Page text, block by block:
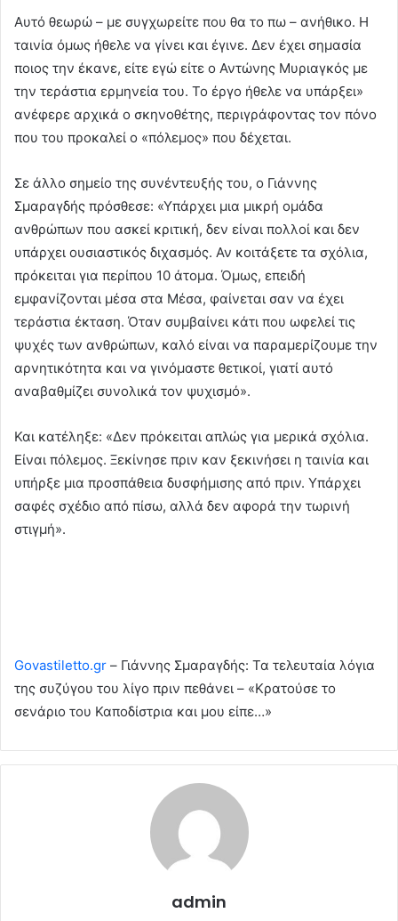
Αυτό θεωρώ – με συγχωρείτε που θα το πω – ανήθικο. Η
ταινία όμως ήθελε να γίνει και έγινε. Δεν έχει σημασία
ποιος την έκανε, είτε εγώ είτε ο Αντώνης Μυριαγκός με
την τεράστια ερμηνεία του. Το έργο ήθελε να υπάρξει»
ανέφερε αρχικά ο σκηνοθέτης, περιγράφοντας τον πόνο
που του προκαλεί ο «πόλεμος» που δέχεται.
Σε άλλο σημείο της συνέντευξής του, ο Γιάννης
Σμαραγδής πρόσθεσε: «Υπάρχει μια μικρή ομάδα
ανθρώπων που ασκεί κριτική, δεν είναι πολλοί και δεν
υπάρχει ουσιαστικός διχασμός. Αν κοιτάξετε τα σχόλια,
πρόκειται για περίπου 10 άτομα. Όμως, επειδή
εμφανίζονται μέσα στα Μέσα, φαίνεται σαν να έχει
τεράστια έκταση. Όταν συμβαίνει κάτι που ωφελεί τις
ψυχές των ανθρώπων, καλό είναι να παραμερίζουμε την
αρνητικότητα και να γινόμαστε θετικοί, γιατί αυτό
αναβαθμίζει συνολικά τον ψυχισμό».
Και κατέληξε: «Δεν πρόκειται απλώς για μερικά σχόλια.
Είναι πόλεμος. Ξεκίνησε πριν καν ξεκινήσει η ταινία και
υπήρξε μια προσπάθεια δυσφήμισης από πριν. Υπάρχει
σαφές σχέδιο από πίσω, αλλά δεν αφορά την τωρινή
στιγμή».
Govastiletto.gr – Γιάννης Σμαραγδής: Τα τελευταία λόγια
της συζύγου του λίγο πριν πεθάνει – «Κρατούσε το
σενάριο του Καποδίστρια και μου είπε…»
admin